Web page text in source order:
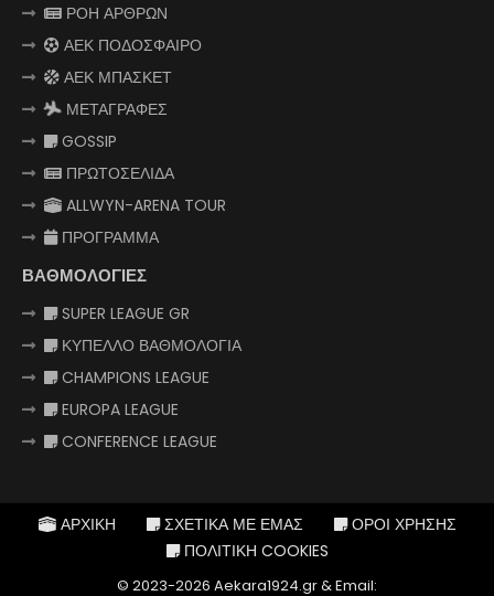
ΡΟΗ ΑΡΘΡΩΝ
ΑΕΚ ΠΟΔΟΣΦΑΙΡΟ
ΑΕΚ ΜΠΑΣΚΕΤ
ΜΕΤΑΓΡΑΦΕΣ
GOSSIP
ΠΡΩΤΟΣΕΛΙΔΑ
ALLWYN-ARENA TOUR
ΠΡΟΓΡΑΜΜΑ
ΒΑΘΜΟΛΟΓΙΕΣ
SUPER LEAGUE GR
ΚΥΠΕΛΛΟ ΒΑΘΜΟΛΟΓΙΑ
CHAMPIONS LEAGUE
EUROPA LEAGUE
CONFERENCE LEAGUE
ΑΡΧΙΚΗ ΣΧΕΤΙΚΑ ΜΕ ΕΜΑΣ
ΟΡΟΙ ΧΡΗΣΗΣ
ΠΟΛΙΤΙΚΗ COOKIES
© 2023-2026 Aekara1924.gr & Email: